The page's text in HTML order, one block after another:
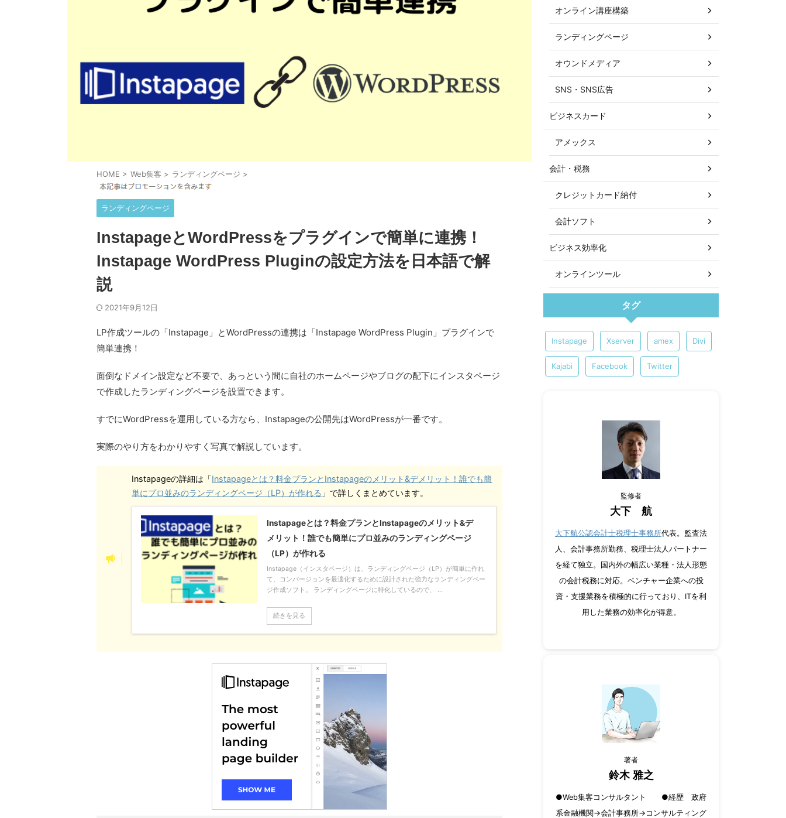
HOME > Web集客 > ランディングページ >
ランディングページ
InstapageとWordPressをプラグインで簡単に連携！
Instapage WordPress Pluginの設定方法を日本語で解
説
2021年9月12日
LP作成ツールの「Instapage」とWordPressの連携は「Instapage WordPress Plugin」プラグインで
簡単連携！
面倒なドメイン設定など不要で、あっという間に自社のホームページやブログの配下にインスタページ
で作成したランディングページを設置できます。
すでにWordPressを運用している方なら、Instapageの公開先はWordPressが一番です。
実際のやり方をわかりやすく写真で解説しています。
Instapageの詳細は「Instapageとは？料金プランとInstapageのメリット&デメリット！誰でも簡
単にプロ並みのランディングページ（LP）が作れる 」で詳しくまとめています。
Instapageとは？料金プランとInstapageのメリット&デ
メリット！誰でも簡単にプロ並みのランディングページ
（LP）が作れる
Instapage（インスタページ）は、ランディングページ（LP）が簡単に作れ
て、コンバージョンを最適化するために設計された強力なランディングペー
ジ作成ソフト。 ランディングページに特化しているので、 ...
続きを見る
オンライン講座構築
ランディングページ
オウンドメディア
SNS・SNS広告
ビジネスカード
アメックス
会計・税務
クレジットカード納付
会計ソフト
ビジネス効率化
オンラインツール
タグ
Instapage Xserver amex Divi
Kajabi Facebook Twitter
監修者
大下 航
大下航公認会計士税理士事務所代表。監査法
人、会計事務所勤務、税理士法人パートナー
を経て独立。国内外の幅広い業種・法人形態
の会計税務に対応。ベンチャー企業への投
資・支援業務を積極的に行っており、ITを利
用した業務の効率化が得意。
著者
鈴木 雅之
●Web集客コンサルタント ●経歴 政府
系金融機関→会計事務所→コンサルティング